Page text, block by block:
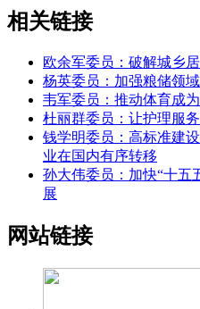
相关链接
欧余军委员：破解城乡
杨英委员：加强粮储领
韦军委员：推动体育成
杜丽群委员：让护理服
钱学明委员：高标准建
业在国内有序转移
孙大伟委员：加快“十五
展
网站链接